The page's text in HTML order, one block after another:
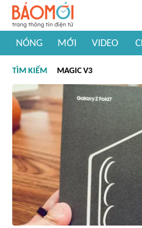
NÓNG MỚI VIDEO
#Khám phá thế giới
TÌM KIẾM MAGIC V3